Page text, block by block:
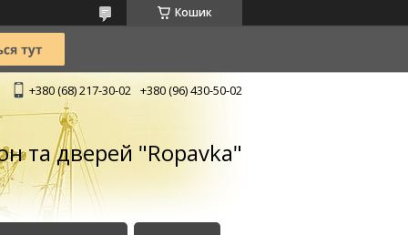
Кошик
+380 (68) 217-30-02 +380 (96) 430-50-02
та дверей "Ropavka"